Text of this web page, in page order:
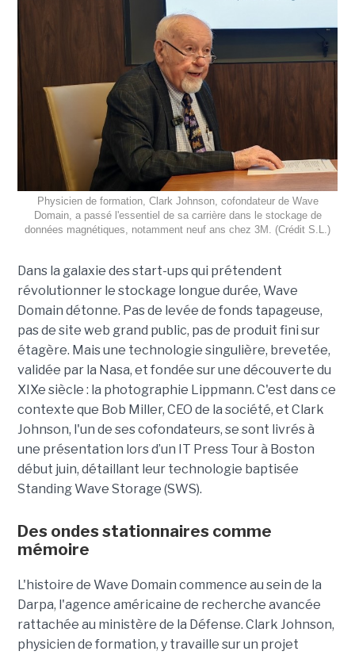
Physicien de formation, Clark Johnson, cofondateur de Wave
Domain, a passé l'essentiel de sa carrière dans le stockage de
données magnétiques, notamment neuf ans chez 3M. (Crédit S.L.)
Dans la galaxie des start-ups qui prétendent
révolutionner le stockage longue durée, Wave
Domain détonne. Pas de levée de fonds tapageuse,
pas de site web grand public, pas de produit fini sur
étagère. Mais une technologie singulière, brevetée,
validée par la Nasa, et fondée sur une découverte du
XIXe siècle : la photographie Lippmann. C'est dans ce
contexte que Bob Miller, CEO de la société, et Clark
Johnson, l'un de ses cofondateurs, se sont livrés à
une présentation lors d’un IT Press Tour à Boston
début juin, détaillant leur technologie baptisée
Standing Wave Storage (SWS).
Des ondes stationnaires comme
mémoire
L'histoire de Wave Domain commence au sein de la
Darpa, l'agence américaine de recherche avancée
rattachée au ministère de la Défense. Clark Johnson,
physicien de formation, y travaille sur un projet